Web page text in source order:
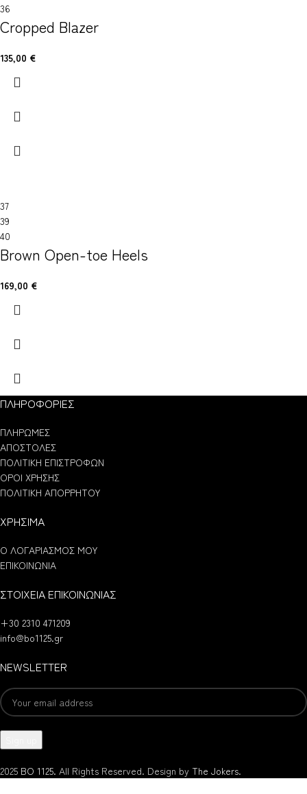
36
Cropped Blazer
135,00 €
37
39
40
Brown Open-toe Heels
169,00 €
ΠΛΗΡΟΦΟΡΙΕΣ
ΠΛΗΡΩΜΕΣ
ΑΠΟΣΤΟΛΕΣ
ΠΟΛΙΤΙΚΗ ΕΠΙΣΤΡΟΦΩΝ
ΟΡΟΙ ΧΡΗΣΗΣ
ΠΟΛΙΤΙΚΗ ΑΠΟΡΡΗΤΟΥ
ΧΡΗΣΙΜΑ
Ο ΛΟΓΑΡΙΑΣΜΟΣ ΜΟΥ
ΕΠΙΚΟΙΝΩΝΙΑ
ΣΤΟΙΧΕΙΑ ΕΠΙΚΟΙΝΩΝΙΑΣ
+30 2310 471209
info@bo1125.gr
NEWSLETTER
2025 BO 1125. All Rights Reserved. Design by The Jokers.